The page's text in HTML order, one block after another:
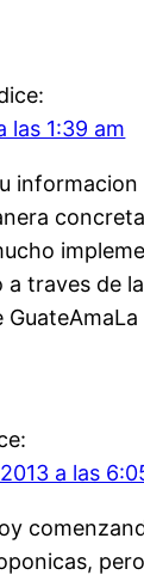
las 1:39 am
informacion
traves de
GuateAmaLa
a las